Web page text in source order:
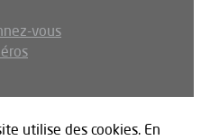
vous
utilise des cookies. En